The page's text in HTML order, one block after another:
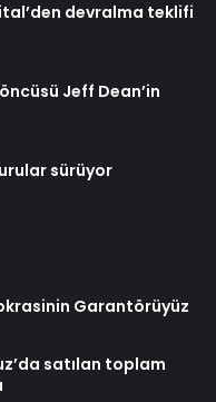
devralma teklifi
Jeff Dean’in
sürüyor
Garantörüyüz
satılan toplam